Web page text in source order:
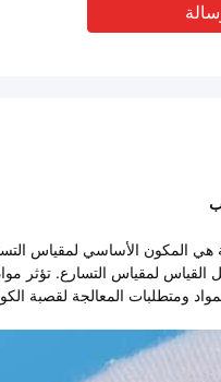
هي المكون الأساسي لمقياس
القياس لمقياس التسارع. تؤثر
ومتطلبات المعالجة لقصبة